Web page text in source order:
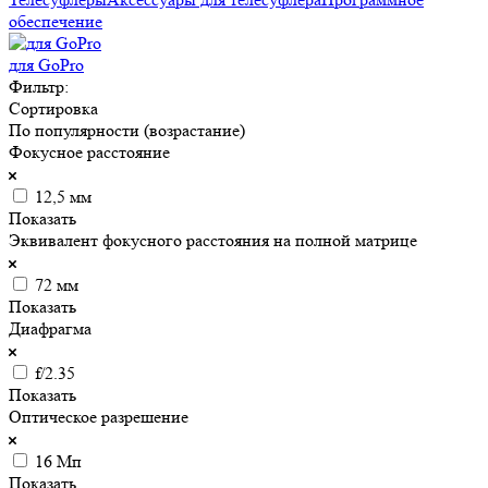
обеспечение
для GoPro
Фильтр:
Сортировка
По популярности (возрастание)
Фокусное расстояние
12,5 мм
Показать
Эквивалент фокусного расстояния на полной матрице
72 мм
Показать
Диафрагма
f/2.35
Показать
Оптическое разрешение
16 Мп
Показать